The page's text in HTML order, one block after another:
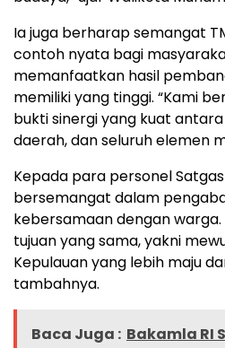
Ia juga berharap semangat
contoh nyata bagi
memanfaatkan hasil
memiliki yang tinggi. “Kami
bukti sinergi yang kuat
daerah, dan seluruh elemen
Kepada para personel
bersemangat dalam
kebersamaan dengan
tujuan yang sama, yakni
Kepulauan yang lebih maju
tambahnya.
Baca Juga : Bakamla RI